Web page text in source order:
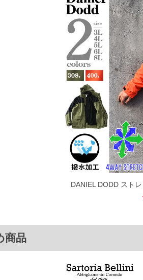
64
肩幅
52
54
56
58
62
※商品によって若干のサイズの誤差が
面）によって、商品の色味が若干異な
※上記サイズが実際の商品に付いてい
※当店での掲載商品は、実店鋪と在庫
寄せ等により、お客様にご迷惑をお掛
※【ボトムの裾上げをご希望の場合】
裾上げ料金は500円+税となります。
出荷まで約1週間～20日間程お時間を頂
尚、裾上げした商品は返品・交換不可
DANIEL DODD スト
商品